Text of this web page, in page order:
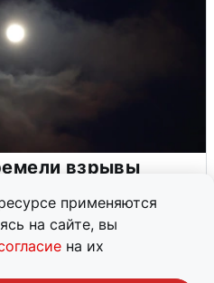
применяются
на сайте, вы
на их
взрывы